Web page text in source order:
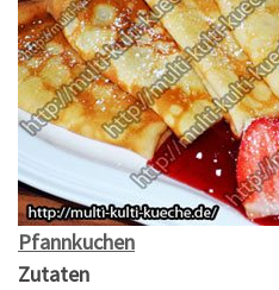
Pfannkuchen
Zutaten